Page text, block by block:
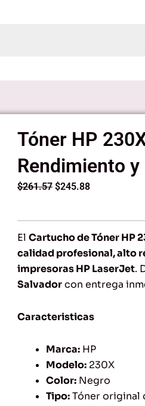
Tóner HP
Rendimiento
$261.57 Original
$261.57.
$245.88Current
$245.88.
El Cartucho de Tóner HP
calidad profesional, alto
impresoras HP LaserJet.
Salvadorcon entrega
Caracteristicas
Marca: HP
Modelo: 230X
Color: Negro
Tipo:Tóner original